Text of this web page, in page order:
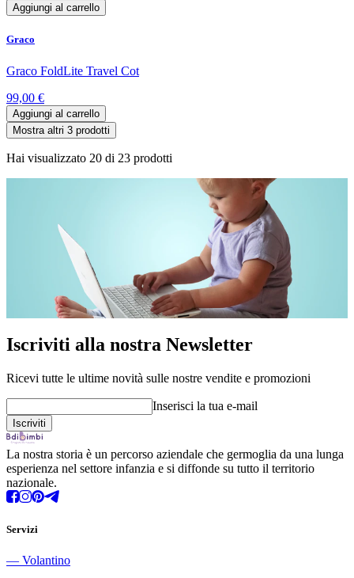
Aggiungi al carrello
Graco
Graco FoldLite Travel Cot
99,00 €
Aggiungi al carrello
Mostra altri 3 prodotti
Hai visualizzato 20 di 23 prodotti
Iscriviti alla nostra Newsletter
Ricevi tutte le ultime novità sulle nostre vendite e promozioni
Inserisci la tua e-mail
La nostra storia è un percorso aziendale che germoglia da una lunga
esperienza nel settore infanzia e si diffonde su tutto il territorio
nazionale.
Servizi
― Volantino